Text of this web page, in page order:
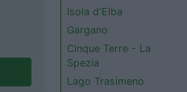
Isola d'Elba
Gargano
Cinque Terre - La
Spezia
Lago Trasimeno